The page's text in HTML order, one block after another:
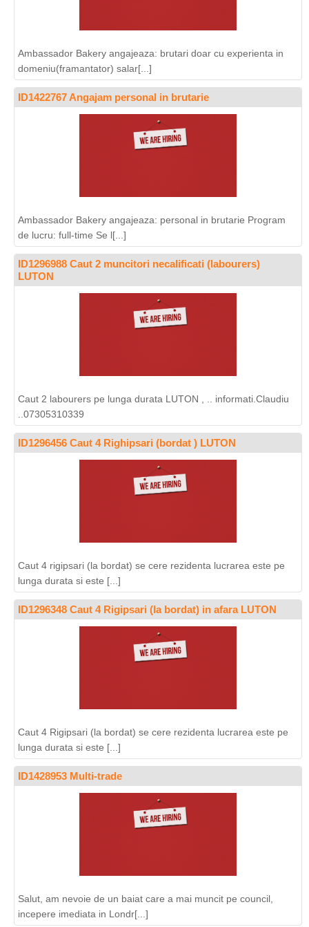
Ambassador Bakery angajeaza: brutari doar cu experienta in
domeniu(framantator) salar[...]
ID1422767 Angajam personal in brutarie
Ambassador Bakery angajeaza: personal in brutarie Program
de lucru: full-time Se l[...]
ID1296988 Caut 2 muncitori necalificati (labourers)
LUTON
Caut 2 labourers pe lunga durata LUTON , .. informati.Claudiu
..07305310339
ID1296456 Caut 4 Righipsari (bordat ) LUTON
Caut 4 rigipsari (la bordat) se cere rezidenta lucrarea este pe
lunga durata si este [...]
ID1296348 Caut 4 Rigipsari (la bordat) in afara LUTON
Caut 4 Rigipsari (la bordat) se cere rezidenta lucrarea este pe
lunga durata si este [...]
ID1428953 Multi-trade
Salut, am nevoie de un baiat care a mai muncit pe council,
incepere imediata in Londr[...]